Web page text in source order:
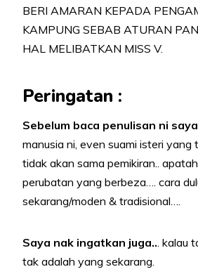
BERI AMARAN KEPADA
KAMPUNG SEBAB ATURAN
HAL MELIBATKAN MISS V.
Peringatan :
Sebelum baca penulisan ni
manusia ni, even suami isteri yang
tidak akan sama pemikiran..
perubatan yang berbeza…. cara
sekarang/moden & tradisional….
Saya nak ingatkan juga... kalau
tak adalah yang sekarang.